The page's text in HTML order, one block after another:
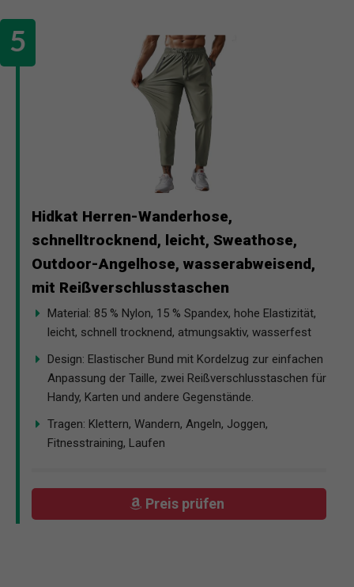
Hidkat Herren-Wanderhose,
schnelltrocknend, leicht, Sweathose,
Outdoor-Angelhose, wasserabweisend,
mit Reißverschlusstaschen
Material: 85 % Nylon, 15 % Spandex, hohe Elastizität,
leicht, schnell trocknend, atmungsaktiv, wasserfest
Design: Elastischer Bund mit Kordelzug zur einfachen
Anpassung der Taille, zwei Reißverschlusstaschen für
Handy, Karten und andere Gegenstände.
Tragen: Klettern, Wandern, Angeln, Joggen,
Fitnesstraining, Laufen
Preis prüfen